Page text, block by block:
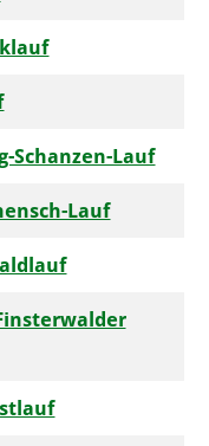
Schanzen-Lauf
Lauf